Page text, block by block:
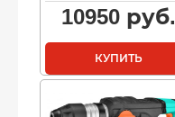
10950 руб.
КУПИТЬ